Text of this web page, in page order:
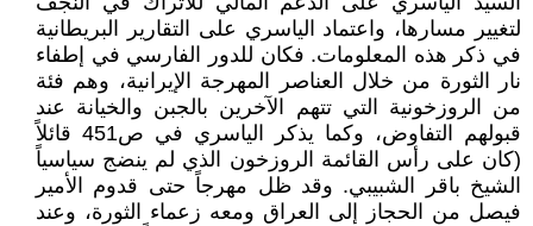
لتغيير مسارها، واعتماد الياسري على التقارير البريطانية
في ذكر هذه المعلومات. فكان للدور الفارسي في إطفاء
نار الثورة من خلال العناصر المهرجة الإيرانية، وهم فئة
من الروزخونية التي تتهم الآخرين بالجبن والخيانة عند
قبولهم التفاوض، وكما يذكر الياسري في ص451 قائلاً
(كان على رأس القائمة الروزخون الذي لم ينضج سياسياً
الشيخ باقر الشبيبي. وقد ظل مهرجاً حتى قدوم الأمير
فيصل من الحجاز إلى العراق ومعه زعماء الثورة، وعند